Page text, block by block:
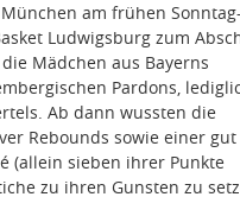
am frühen Sonntag-
Ludwigsburg zum
Mädchen aus Bayerns
Pardons,
Ab dann wussten die
Rebounds sowie einer gut
(allein sieben ihrer Punkte
zu ihren Gunsten zu